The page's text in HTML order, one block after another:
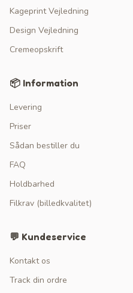
Kageprint Vejledning
Design Vejledning
Cremeopskrift
📦 Information
Levering
Priser
Sådan bestiller du
FAQ
Holdbarhed
Filkrav (billedkvalitet)
💬 Kundeservice
Kontakt os
Track din ordre